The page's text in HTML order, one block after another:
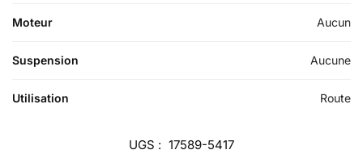
Moteur Aucun
Suspension Aucune
Utilisation Route
UGS : 17589-5417